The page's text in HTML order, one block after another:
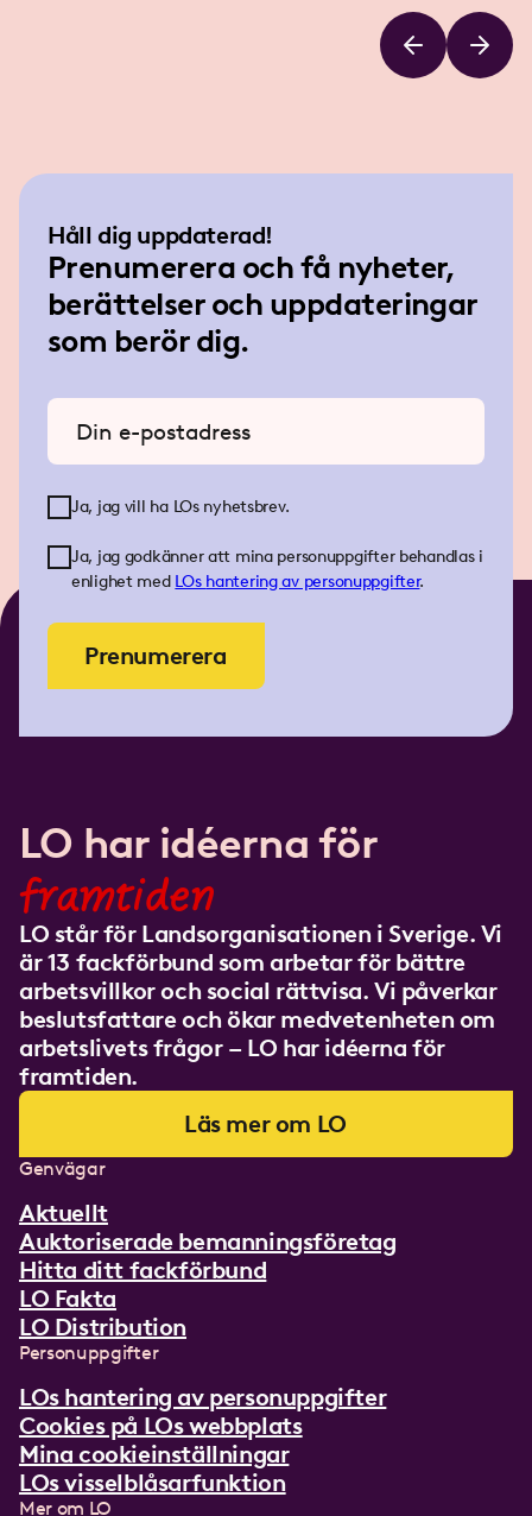
Håll dig uppdaterad!
Prenumerera och få nyheter,
berättelser och uppdateringar
som berör dig.
Ange din e-postadress
Ja, jag vill ha LOs nyhetsbrev.
Ja, jag godkänner att mina personuppgifter behandlas i
enlighet med LOs hantering av personuppgifter.
Prenumerera
LO har idéerna för
framtiden
LO står för Landsorganisationen i Sverige. Vi
är 13 fackförbund som arbetar för bättre
arbetsvillkor och social rättvisa. Vi påverkar
beslutsfattare och ökar medvetenheten om
arbetslivets frågor – LO har idéerna för
framtiden.
Läs mer om LO
Genvägar
Aktuellt
Auktoriserade bemanningsföretag
Hitta ditt fackförbund
LO Fakta
LO Distribution
Personuppgifter
LOs hantering av personuppgifter
Cookies på LOs webbplats
Mina cookieinställningar
LOs visselblåsarfunktion
Mer om LO